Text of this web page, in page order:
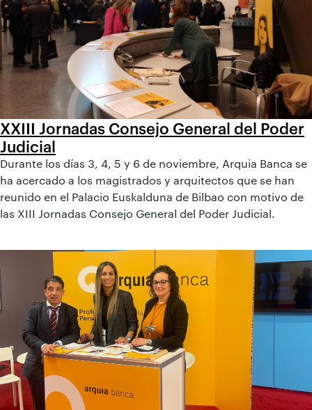
XXIII Jornadas Consejo General del Poder
Judicial
Durante los días 3, 4, 5 y 6 de noviembre, Arquia Banca se
ha acercado a los magistrados y arquitectos que se han
reunido en el Palacio Euskalduna de Bilbao con motivo de
las XIII Jornadas Consejo General del Poder Judicial.